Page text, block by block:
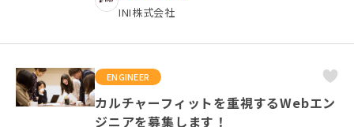
INI株式会社
ENGINEER
カルチャーフィットを重視するWebエン
ジニアを募集します！